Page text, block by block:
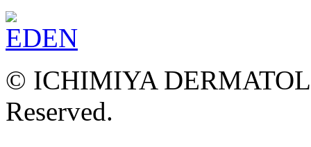
© ICHIMIYA
Reserved.